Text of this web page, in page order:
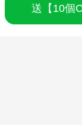
送【10個